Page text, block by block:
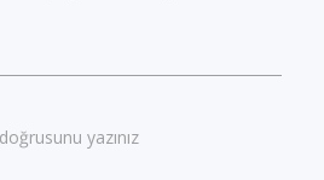
yazınız